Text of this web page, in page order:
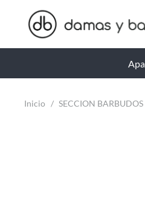
Inicio / SECCION BARBUDOS